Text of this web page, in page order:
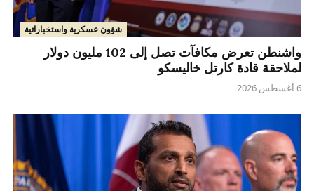
شؤون عسكرية واستخباراتية
واشنطن تعرض مكافآت تصل إلى 102 مليون دولار
لملاحقة قادة كارتل خاليسكو
6 أغسطس 2026